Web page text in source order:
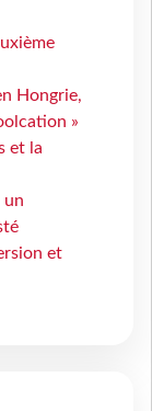
Hongrie,
»
et la
un
et